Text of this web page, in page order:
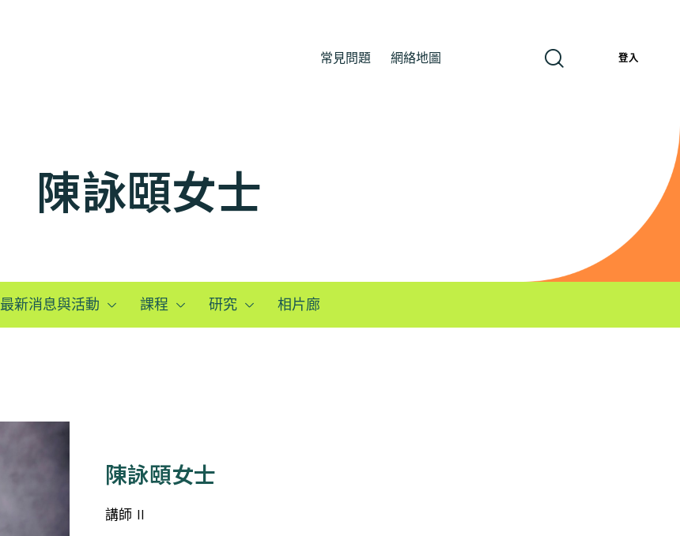
常見問題 網絡地圖 登入
陳詠頤女士
最新消息與活動 課程 研究 相片廊
陳詠頤女士
講師 II